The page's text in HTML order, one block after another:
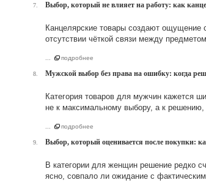
7. Выбор, который не влияет на работу: как
Канцелярские товары создают ощущение
отсутствии чёткой связи между
подробнее
8. Мужской выбор без права на ошибку: когда
Категория товаров для мужчин кажется
не к максимальному выбору, а к решению,
подробнее
9. Выбор, который оценивается после покупки:
В категории для женщин решение редко
ясно, совпало ли ожидание с